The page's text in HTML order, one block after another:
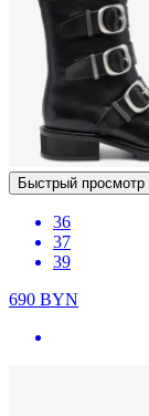
Быстрый просмотр
36
37
39
690 BYN